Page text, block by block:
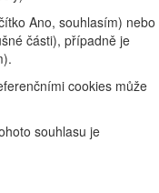
Ano, souhlasím) nebo
části), případně je
cookies může
souhlasu je